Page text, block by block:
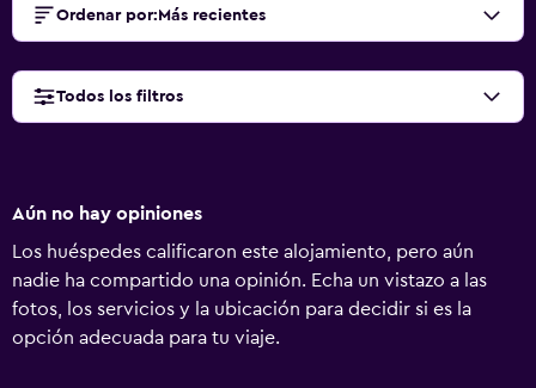
Ordenar por: Más recientes
Todos los filtros
Aún no hay opiniones
Los huéspedes calificaron este alojamiento, pero aún
nadie ha compartido una opinión. Echa un vistazo a las
fotos, los servicios y la ubicación para decidir si es la
opción adecuada para tu viaje.